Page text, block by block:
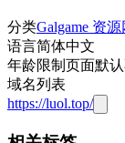
分类Galgame 资
语言简体中文
年龄限制 页面默
域名列表
https://luol.top/